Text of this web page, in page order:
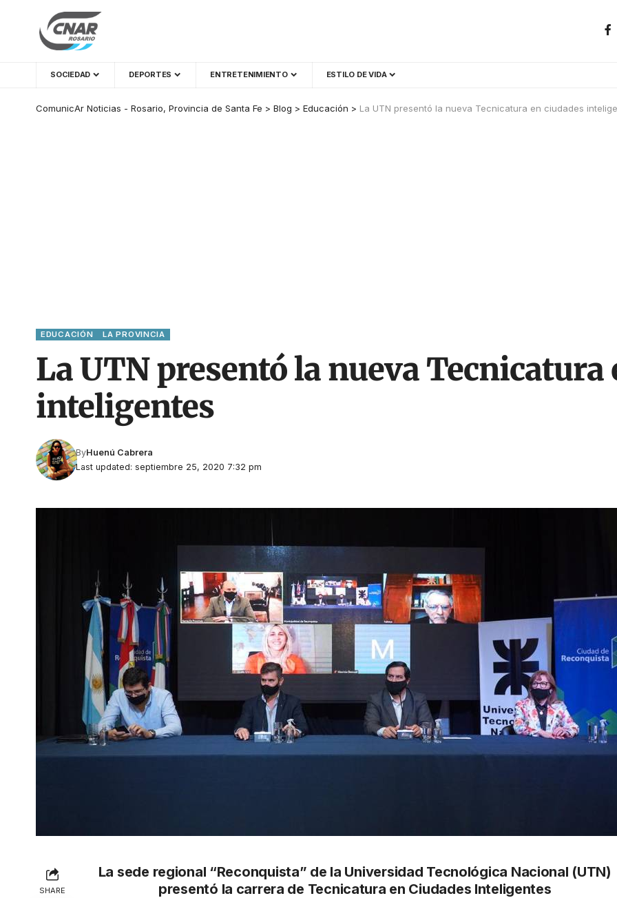
SOCIEDAD DEPORTES ENTRETENIMIENTO ESTILO DE VIDA
ComunicAr Noticias - Rosario, Provincia de Santa Fe > Blog > Educación > La UTN presentó la nueva Tecnicatura en ciudades
EDUCACIÓN LA PROVINCIA
La UTN presentó la nueva Tecnicatura
inteligentes
Last updated: septiembre 25, 2020 7:32 pm
ByHuenú Cabrera
SHARE
La sede regional “Reconquista” de la Universidad Tecnológica Nacional (UTN)
presentó la carrera de Tecnicatura en Ciudades Inteligentes